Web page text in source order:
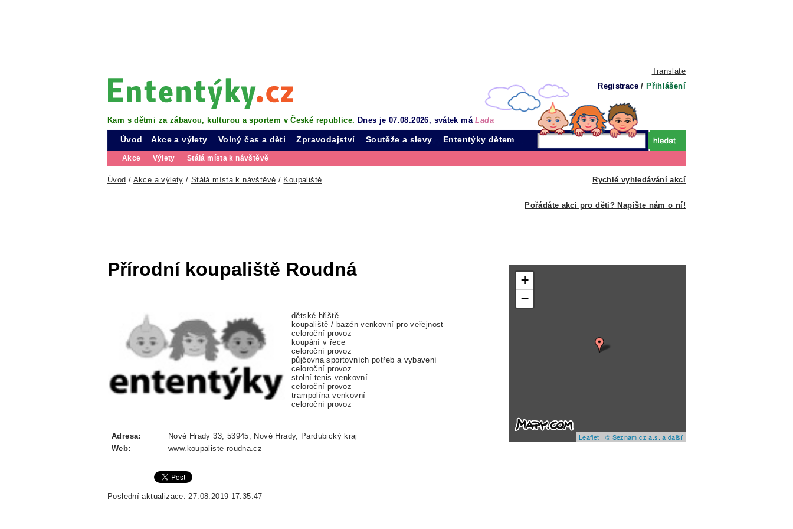
Translate
Registrace / Přihlášení
Kam s dětmi za zábavou, kulturou a sportem v České republice. Dnes je 07.08.2026, svátek máLada
Úvod Akce a výlety
Akce Výlety Stálá místa k návštěvě
Volný čas a děti Zpravodajství Soutěže a slevy Ententýky dětem
Rychlé vyhledávání akcí
Úvod / Akce a výlety / Stálá místa k návštěvě / Koupaliště
Pořádáte akci pro děti? Napište nám o ní!
Přírodní koupaliště Roudná
dětské hřiště
koupaliště / bazén venkovní pro veřejnost
celoroční provoz
koupání v řece
celoroční provoz
půjčovna sportovních potřeb a vybavení
celoroční provoz
stolní tenis venkovní
celoroční provoz
trampolína venkovní
celoroční provoz
Adresa:
Nové Hrady 33, 53945, Nové Hrady, Pardubický kraj
Web:
www.koupaliste-roudna.cz
Poslední aktualizace: 27.08.2019 17:35:47
+
−
Leaflet | © Seznam.cz a.s. a další